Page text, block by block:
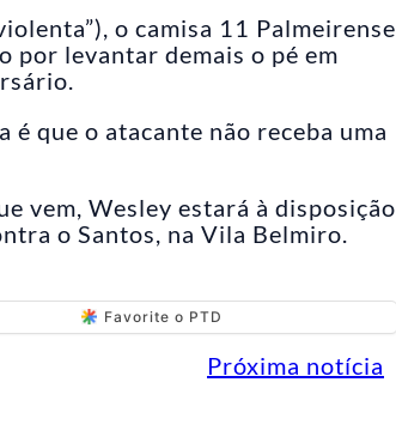
o camisa 11 Palmeirense
por levantar demais o pé em
que o atacante não receba uma
vem, Wesley estará à disposição
o Santos, na Vila Belmiro.
Favorite o PTD
Próxima notícia